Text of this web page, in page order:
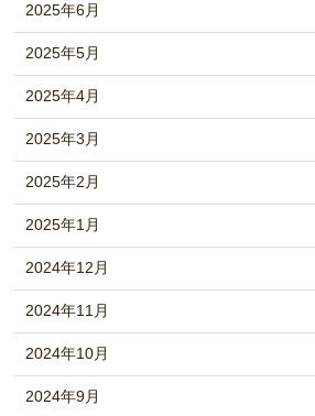
2025年6月
2025年5月
2025年4月
2025年3月
2025年2月
2025年1月
2024年12月
2024年11月
2024年10月
2024年9月